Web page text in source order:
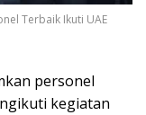
Terbaik Ikuti UAE
personel
kegiatan